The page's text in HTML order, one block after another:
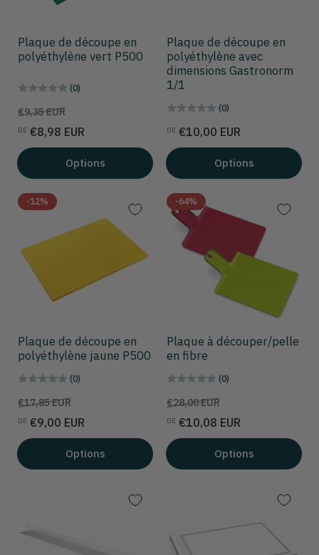
Plaque de découpe en
polyéthylène vert P500
(0)
Prix
€9,35 EUR
de
solde
DE €8,98 EUR
Options
Plaque de découpe en
polyéthylène avec
dimensions Gastronorm
1/1
(0)
Prix
DE €10,00 EUR
Options
-12%
Plaque de découpe en
polyéthylène jaune P500
(0)
Prix
€17,85 EUR
de
solde
DE €9,00 EUR
Options
-64%
Plaque à découper/pelle
en fibre
(0)
Prix
€28,00 EUR
de
solde
DE €10,08 EUR
Options